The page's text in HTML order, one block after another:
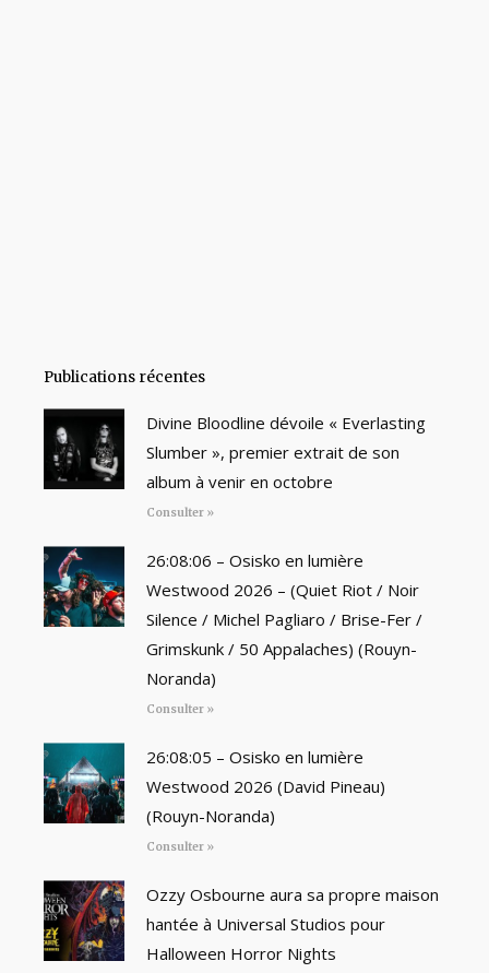
Publications récentes
Divine Bloodline dévoile « Everlasting
Slumber », premier extrait de son
album à venir en octobre
Consulter »
26:08:06 – Osisko en lumière
Westwood 2026 – (Quiet Riot / Noir
Silence / Michel Pagliaro / Brise-Fer /
Grimskunk / 50 Appalaches) (Rouyn-
Noranda)
Consulter »
26:08:05 – Osisko en lumière
Westwood 2026 (David Pineau)
(Rouyn-Noranda)
Consulter »
Ozzy Osbourne aura sa propre maison
hantée à Universal Studios pour
Halloween Horror Nights